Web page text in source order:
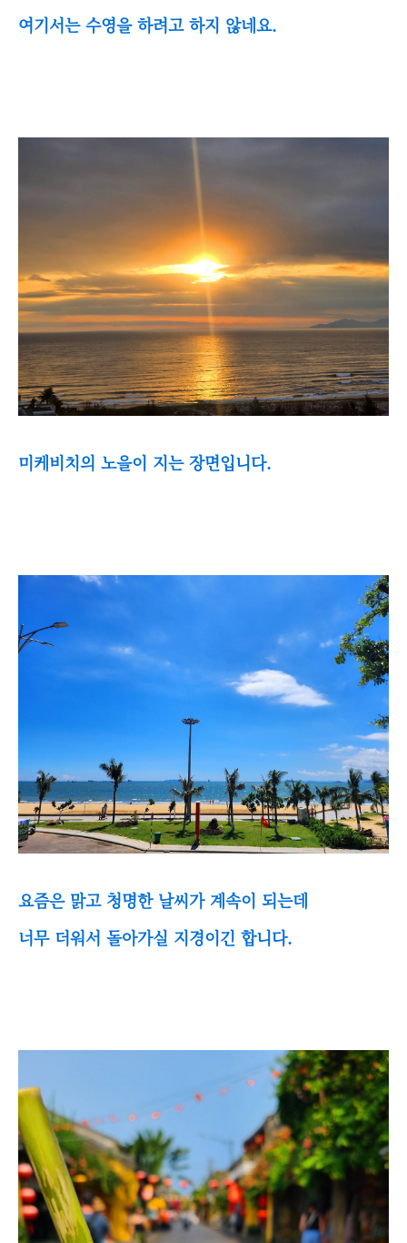
여기서는 수영을 하려고 하지 않네요.
미케비치의 노을이 지는 장면입니다.
요즘은 맑고 청명한 날씨가 계속이 되는데
너무 더워서 돌아가실 지경이긴 합니다.